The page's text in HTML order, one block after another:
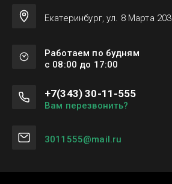
Екатеринбург, ул. 8 Марта 203
Работаем по будням
с 08:00 до 17:00
+7(343) 30-11-555
Вам перезвонить?
3011555@mail.ru